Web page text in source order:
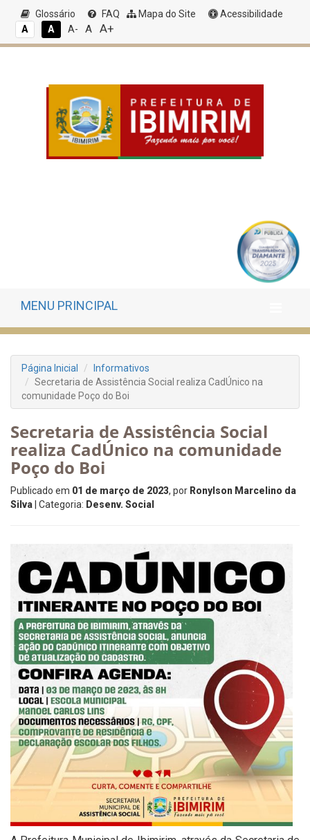
Glossário FAQ Mapa do Site
Acessibilidade
A
A A- A A+
MENU PRINCIPAL
Página Inicial
Informativos
Secretaria de Assistência Social realiza CadÚnico na
comunidade Poço do Boi
Secretaria de Assistência Social
realiza CadÚnico na comunidade
Poço do Boi
Publicado em 01 de março de 2023, por Ronylson Marcelino da
Silva | Categoria: Desenv. Social